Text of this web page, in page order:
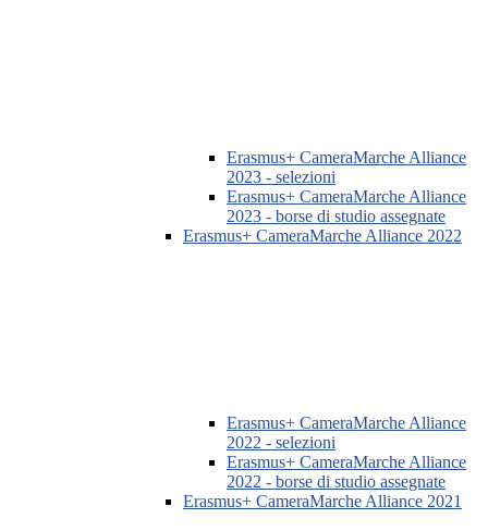
Erasmus+ CameraMarche Alliance
2023 - selezioni
Erasmus+ CameraMarche Alliance
2023 - borse di studio assegnate
Erasmus+ CameraMarche Alliance 2022
Erasmus+ CameraMarche Alliance
2022 - selezioni
Erasmus+ CameraMarche Alliance
2022 - borse di studio assegnate
Erasmus+ CameraMarche Alliance 2021